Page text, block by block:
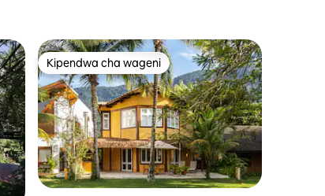
Kipendwa cha wageni
Kipendwa cha wageni